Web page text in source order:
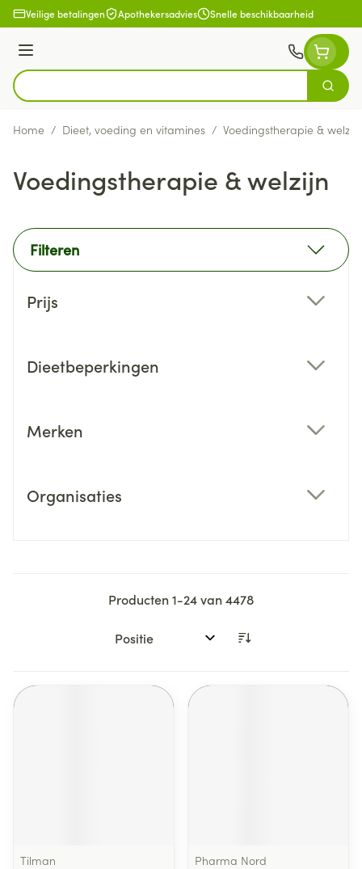
Ga naar de inhoud
Veilige betalingen Apothekersadvies Snelle beschikbaarheid
Menu
Product, merk, categorie...
Zoek
Home / Dieet, voeding en vitamines / Voedingstherapie & welzijn
Voedingstherapie & welzijn
Filteren
Prijs
Dieetbeperkingen
Merken
Organisaties
Producten1-24van4478
Sorteer op:
Tilman
Pharma Nord